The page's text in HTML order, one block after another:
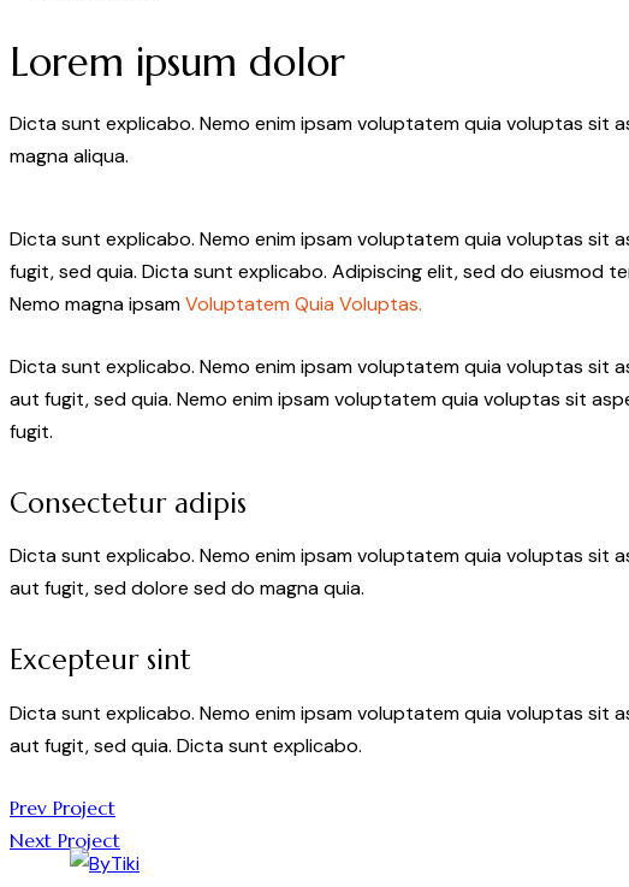
clipboard
Lorem ipsum dolor
Dicta sunt explicabo. Nemo enim ipsam voluptatem quia voluptas
magna aliqua.
Dicta sunt explicabo. Nemo enim ipsam voluptatem quia voluptas
fugit, sed quia. Dicta sunt explicabo. Adipiscing elit, sed do eiusmod
Nemo magna ipsamVoluptatem Quia Voluptas.
Dicta sunt explicabo. Nemo enim ipsam voluptatem quia voluptas sit
aut fugit, sed quia. Nemo enim ipsam voluptatem quia voluptas sit
fugit.
Consectetur adipis
Dicta sunt explicabo. Nemo enim ipsam voluptatem quia voluptas sit
aut fugit, sed dolore sed do magna quia.
Excepteur sint
Dicta sunt explicabo. Nemo enim ipsam voluptatem quia voluptas sit
aut fugit, sed quia. Dicta sunt explicabo.
Navegación
de
Prev Project
Next Project